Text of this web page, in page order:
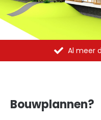
Al meer dan
Bouwplannen?